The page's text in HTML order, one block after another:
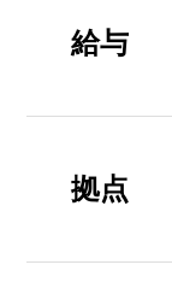
給与
拠点